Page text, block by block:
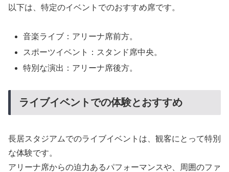
以下は、特定のイベントでのおすすめ席です。
音楽ライブ：アリーナ席前方。
スポーツイベント：スタンド席中央。
特別な演出：アリーナ席後方。
ライブイベントでの体験とおすすめ
長居スタジアムでのライブイベントは、観客にとって特別
な体験です。
アリーナ席からの迫力あるパフォーマンスや、周囲のファ